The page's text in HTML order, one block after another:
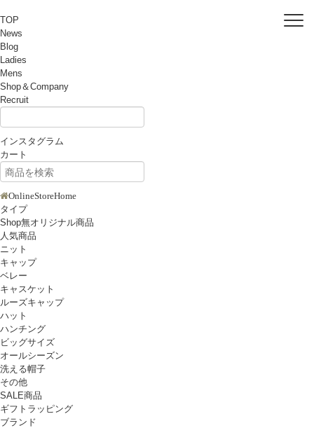
TOP
News
Blog
Ladies
Mens
Shop＆Company
Recruit
インスタグラム
カート
OnlineStoreHome
タイプ
Shop無オリジナル商品
人気商品
ニット
キャップ
ベレー
キャスケット
ルーズキャップ
ハット
ハンチング
ビッグサイズ
オールシーズン
洗える帽子
その他
SALE商品
ギフトラッピング
ブランド